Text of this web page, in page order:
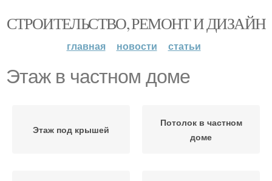
СТРОИТЕЛЬСТВО, РЕМОНТ И ДИЗАЙН
главная новости статьи
Этаж в частном доме
Этаж под крышей
Потолок в частном
доме